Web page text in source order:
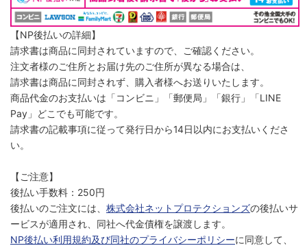
【NP後払いの詳細】
請求書は商品に同封されていますので、ご確認ください。
注文者様のご住所とお届け先のご住所が異なる場合は、
請求書は商品に同封されず、購入者様へお送りいたします。
商品代金のお支払いは「コンビニ」「郵便局」「銀行」「LINE
Pay」どこでも可能です。
請求書の記載事項に従って発行日から14日以内にお支払いくださ
い。
【ご注意】
後払い手数料：250円
後払いのご注文には、 株式会社ネットプロテクションズの後払いサ
ービスが適用され、同社へ代金債権を譲渡します。
NP後払い利用規約及び同社のプライバシーポリシーに同意して、